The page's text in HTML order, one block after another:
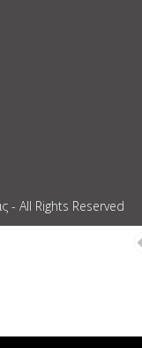
- All Rights Reserved